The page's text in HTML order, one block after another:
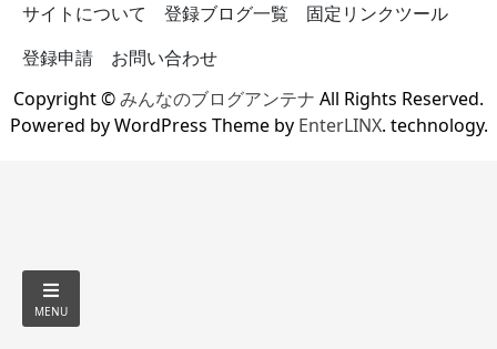
サイトについて 登録ブログ一覧
固定リンクツール
登録申請
お問い合わせ
Copyright ©みんなのブログアンテナ All Rights Reserved.
Powered by WordPress Theme by EnterLINX. technology.
MENU